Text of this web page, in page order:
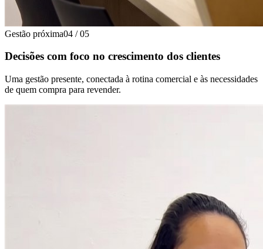
Gestão próxima04 / 05
Decisões com foco no crescimento dos clientes
Uma gestão presente, conectada à rotina comercial e às necessidades
de quem compra para revender.